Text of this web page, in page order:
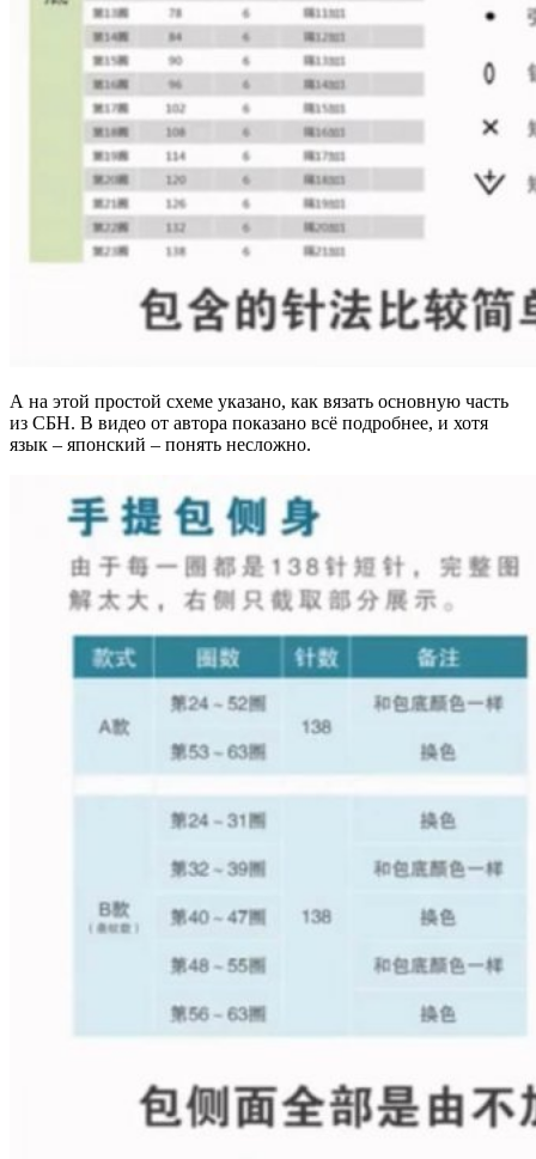
А на этой простой схеме указано, как вязать основную часть
из СБН. В видео от автора показано всё подробнее, и хотя
язык – японский – понять несложно.